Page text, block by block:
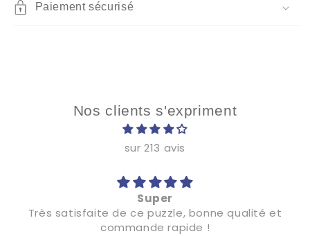
Paiement sécurisé
Nos clients s'expriment
sur 213 avis
Super
Très satisfaite de ce puzzle, bonne qualité et
commande rapide !